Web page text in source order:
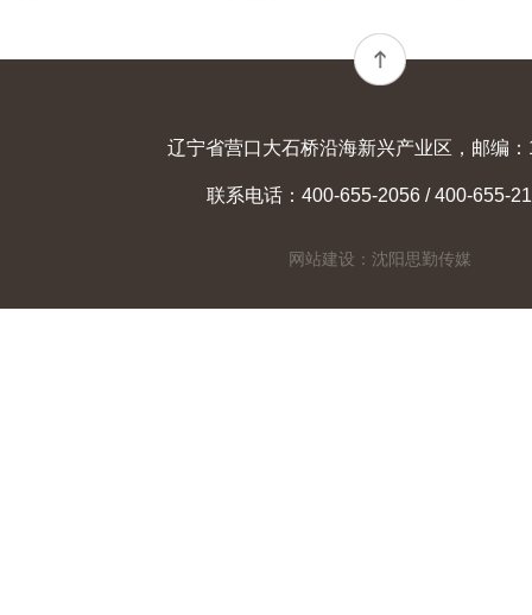
辽宁省营口大石桥沿海新兴产业区，邮编
联系电话：400-655-2056 / 400-655-
网站建设：沈阳思勤传媒